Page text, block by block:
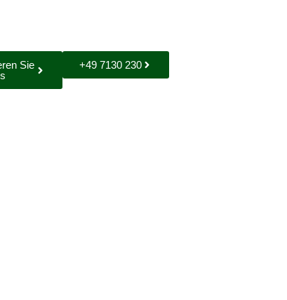
Sie
+49 7130 230